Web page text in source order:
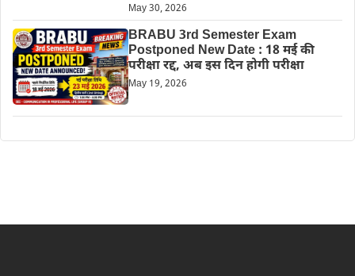
May 30, 2026
BRABU 3rd Semester Exam
Postponed New Date : 18 मई की
परीक्षा रद्द, अब इस दिन होगी परीक्षा
May 19, 2026